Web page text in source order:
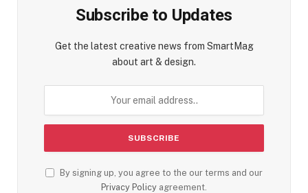
Subscribe to Updates
Get the latest creative news from SmartMag
about art & design.
By signing up, you agree to the our terms and our
Privacy Policy agreement.